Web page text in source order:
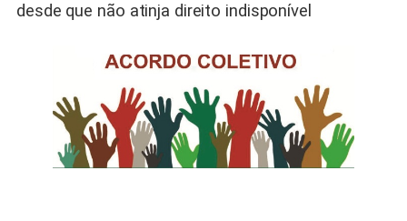
desde que não atinja direito indisponível